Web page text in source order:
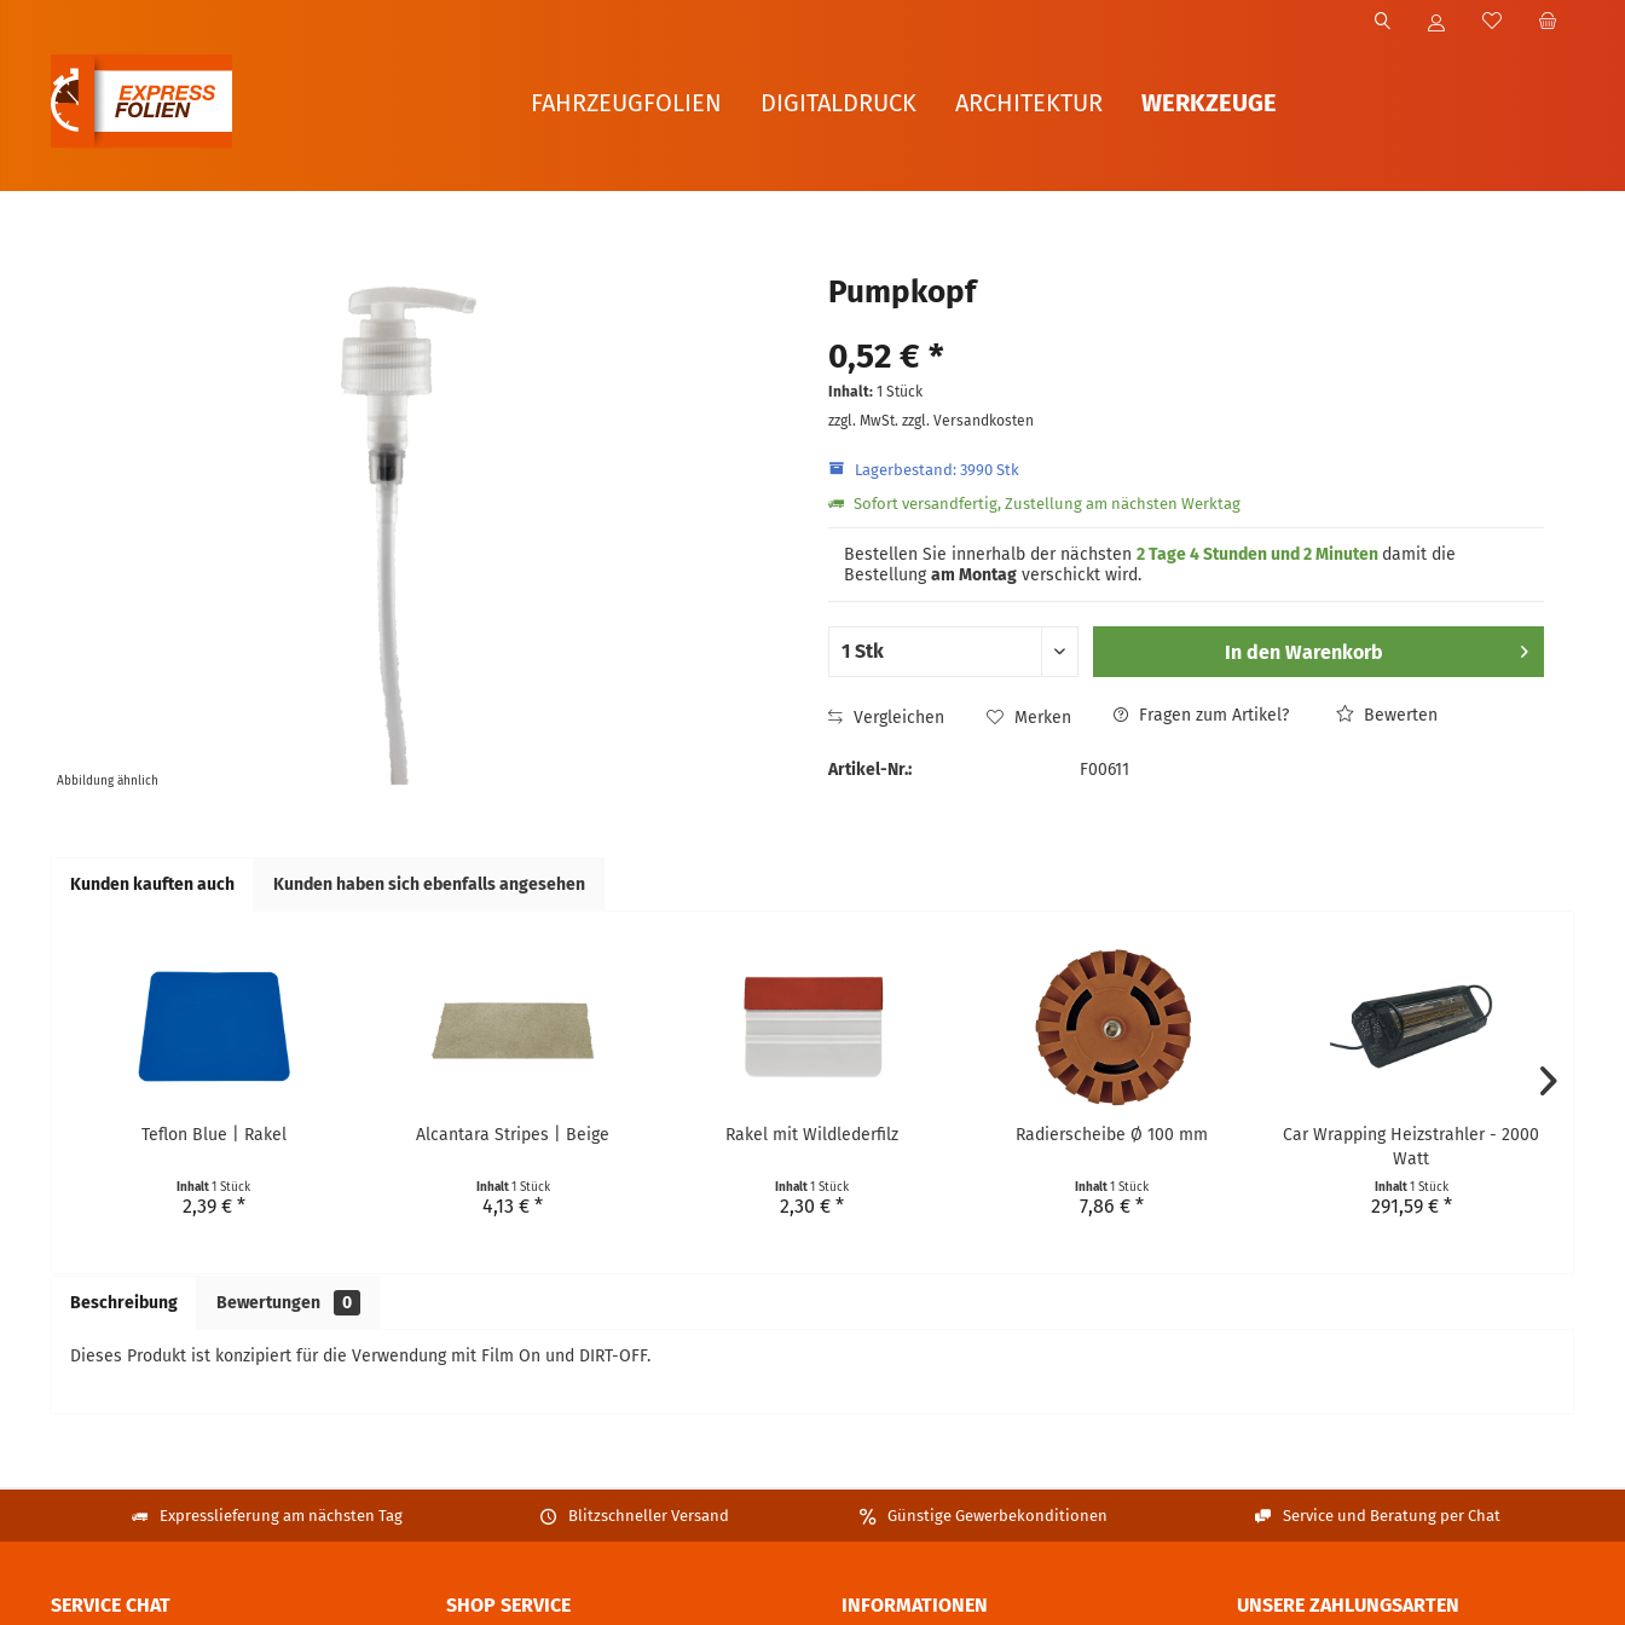
FAHRZEUGFOLIEN DIGITALDRUCK ARCHITEKTUR WERKZEUGE
Abbildung ähnlich
Pumpkopf
0,52 € *
Inhalt: 1 Stück
zzgl. MwSt. zzgl. Versandkosten
Lagerbestand: 3990 Stk
Sofort versandfertig, Zustellung am nächsten Werktag
Bestellen Sie innerhalb der nächsten 2 Tage 4 Stunden und 2 Minuten damit die
Bestellungam Montagverschickt wird.
In den Warenkorb
Vergleichen Merken Fragen zum Artikel? Bewerten
Artikel-Nr.: F00611
Kunden kauften auch Kunden haben sich ebenfalls angesehen
Teflon Blue | Rakel
Inhalt1 Stück
2,39 € *
Alcantara Stripes | Beige
Inhalt1 Stück
4,13 € *
Rakel mit Wildlederfilz
Inhalt1 Stück
2,30 € *
Radierscheibe Ø 100 mm
Inhalt1 Stück
7,86 € *
Car Wrapping Heizstrahler - 2000
Watt
Inhalt1 Stück
291,59 € *
Beschreibung Bewertungen 0
Dieses Produkt ist konzipiert für die Verwendung mit Film On und DIRT-OFF.
Expresslieferung am nächsten Tag Blitzschneller Versand Günstige Gewerbekonditionen Service und Beratung per Chat
SERVICE CHAT SHOP SERVICE INFORMATIONEN UNSERE ZAHLUNGSARTEN